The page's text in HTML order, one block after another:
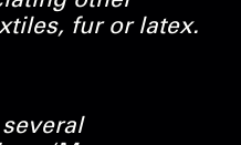
fur or latex.